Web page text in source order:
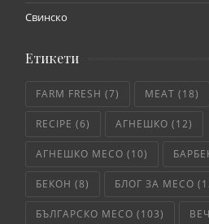
Свинско
Етикети
FARM FRESH (7) MEAT (18)
RECIPE (6) АГНЕШКО (12)
АГНЕШКО МЕСО (10)
БЕКОН (8) БЛОГ ЗА МЕСО
БЪЛГАРСКО МЕСО (103)